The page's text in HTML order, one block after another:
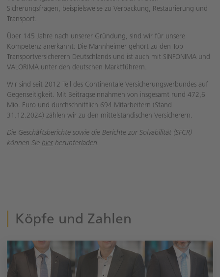
Sicherungsfragen, beispielsweise zu Verpackung, Restaurierung und
Transport.
Über 145 Jahre nach unserer Gründung, sind wir für unsere
Kompetenz anerkannt: Die Mannheimer gehört zu den Top-
Transportversicherern Deutschlands und ist auch mit SINFONIMA und
VALORIMA unter den deutschen Marktführern.
Wir sind seit 2012 Teil des Continentale Versicherungsverbundes auf
Gegenseitigkeit. Mit Beitragseinnahmen von insgesamt rund 472,6
Mio. Euro und durchschnittlich 694 Mitarbeitern (Stand
31.12.2024) zählen wir zu den mittelständischen Versicherern.
Die Geschäftsberichte sowie die Berichte zur Solvabilität (SFCR)
können Sie hier herunterladen.
Köpfe und Zahlen